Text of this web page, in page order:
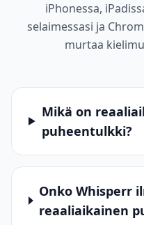
iPhonessa,
selaimessasi ja
murtaa
Mikä on
puheentulkki?
Onko Whisperr
reaaliaikainen